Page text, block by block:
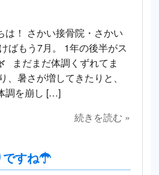
は！ さかい接骨院・さかい
ばもう7月。 1年の後半がス
まだまだ体調くずれてま
、暑さが増してきたりと、
調を崩し […]
続きを読む »
ですね☂